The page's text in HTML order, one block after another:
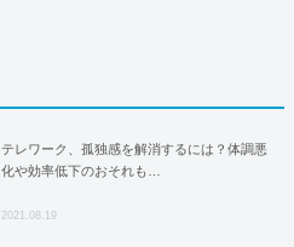
テレワーク、孤独感を解消するには？体調悪
化や効率低下のおそれも…
2021.08.19